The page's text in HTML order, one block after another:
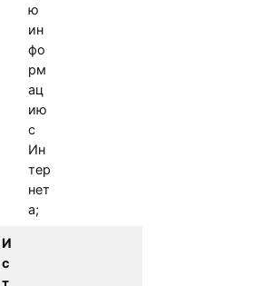
ю
ин
фо
рм
ац
ию
с
Ин
тер
нет
а;
И
с
т